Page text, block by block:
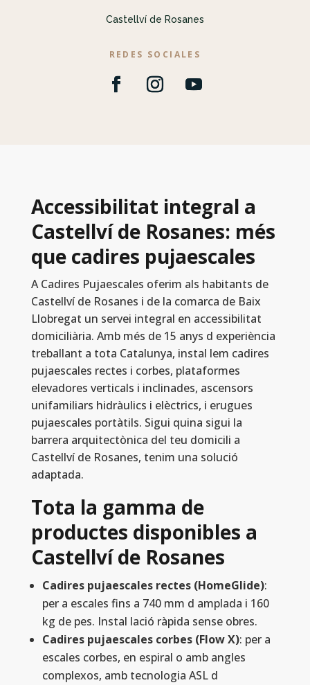
Castellví de Rosanes
REDES SOCIALES
Accessibilitat integral a
Castellví de Rosanes: més
que cadires pujaescales
A Cadires Pujaescales oferim als habitants de
Castellví de Rosanes i de la comarca de Baix
Llobregat un servei integral en accessibilitat
domiciliària. Amb més de 15 anys d experiència
treballant a tota Catalunya, instal lem cadires
pujaescales rectes i corbes, plataformes
elevadores verticals i inclinades, ascensors
unifamiliars hidràulics i elèctrics, i erugues
pujaescales portàtils. Sigui quina sigui la
barrera arquitectònica del teu domicili a
Castellví de Rosanes, tenim una solució
adaptada.
Tota la gamma de
productes disponibles a
Castellví de Rosanes
Cadires pujaescales rectes (HomeGlide):
per a escales fins a 740 mm d amplada i 160
kg de pes. Instal lació ràpida sense obres.
Cadires pujaescales corbes (Flow X): per a
escales corbes, en espiral o amb angles
complexos, amb tecnologia ASL d